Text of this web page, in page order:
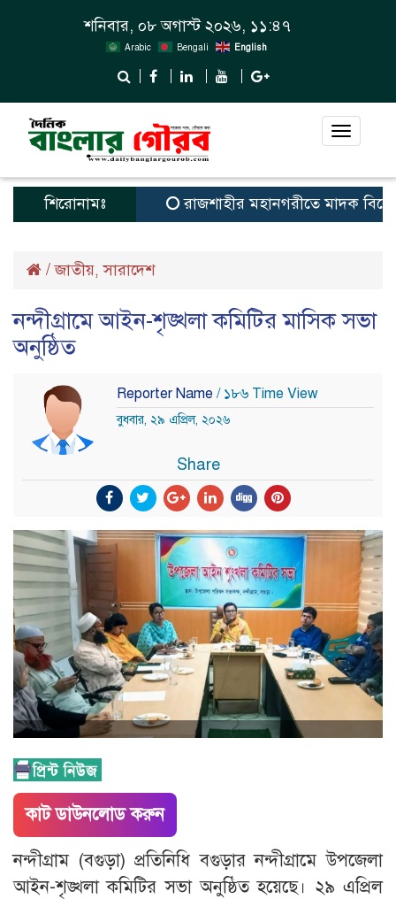
শনিবার, ০৮ অগাস্ট ২০২৬, ১১:৪৭
Arabic Bengali English
Toggle
শিরোনামঃ রাজশাহীর মহানগরীতে মাদক
/জাতীয়,সারাদেশ
নন্দীগ্রামে আইন-শৃঙ্খলা কমিটির মাসিক সভা
অনুষ্ঠিত
Reporter Name / ১৮৬ Time View
বুধবার, ২৯ এপ্রিল, ২০২৬
Share
কাট ডাউনলোড করুন
নন্দীগ্রাম (বগুড়া) প্রতিনিধি বগুড়ার নন্দীগ্রামে উপজেলা
আইন-শৃঙ্খলা কমিটির সভা অনুষ্ঠিত হয়েছে। ২৯ এপ্রিল